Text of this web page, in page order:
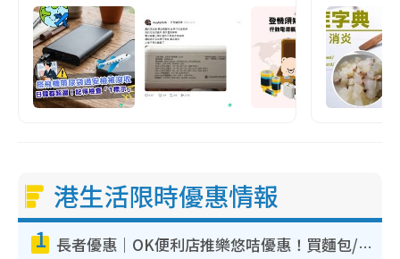
港生活限時優惠情報
1 長者優惠｜OK便利店推樂悠咭優惠！買麵包/牛奶/保健品拍卡即減